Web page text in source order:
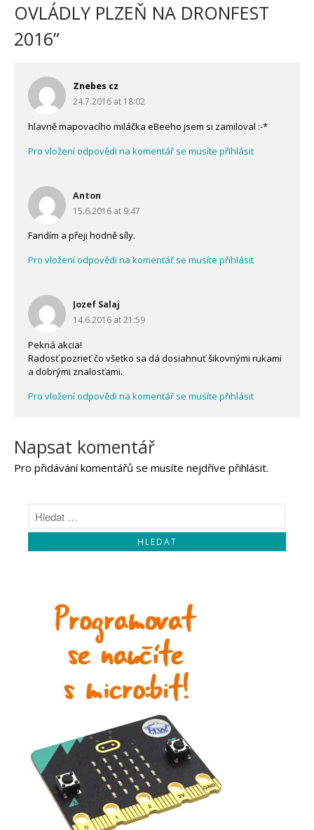
OVLÁDLY PLZEŇ NA DRONFEST
2016”
Znebes cz
24.7.2016 at 18:02
hlavně mapovacího miláčka eBeeho jsem si zamiloval :-*
Pro vložení odpovědi na komentář se musíte přihlásit
Anton
15.6.2016 at 9:47
Fandím a přeji hodně síly.
Pro vložení odpovědi na komentář se musíte přihlásit
Jozef Salaj
14.6.2016 at 21:59
Pekná akcia!
Radosť pozrieť čo všetko sa dá dosiahnuť šikovnými rukami
a dobrými znalosťami.
Pro vložení odpovědi na komentář se musíte přihlásit
Napsat komentář
Pro přidávání komentářů se musíte nejdříve přihlásit.